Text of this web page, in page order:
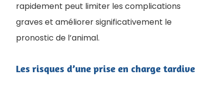
rapidement peut limiter les complications
graves et améliorer significativement le
pronostic de l’animal.
Les risques d’une prise en charge tardive